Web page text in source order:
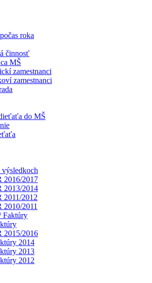
roka
činnosť
MŠ
zamestnanci
zamestnanci
do MŠ
výsledkoch
2016/2017
2013/2014
2011/2012
2010/2011
Faktúry
2015/2016
2014
2013
2012